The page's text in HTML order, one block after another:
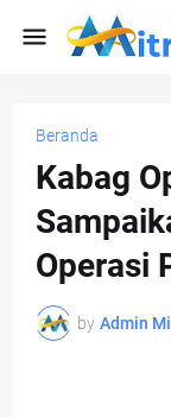
Beranda
Kabag
Operasi
by Admin